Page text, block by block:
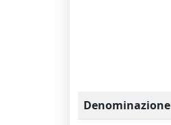
Denominazione